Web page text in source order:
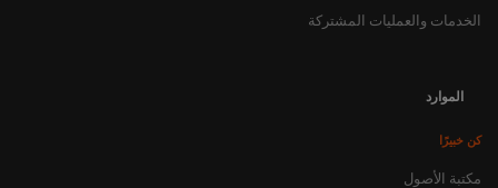
الخدمات والعمليات المشتركة
الموارد
كن خبيرًا
مكتبة الأصول